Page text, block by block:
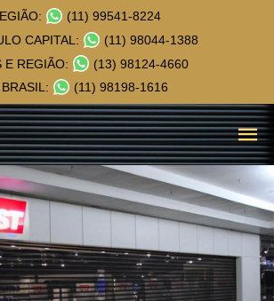
(11) 99541-8224
CAPITAL:
(11) 98044-1388
E REGIÃO:
(13) 98124-4660
(11) 98198-1616